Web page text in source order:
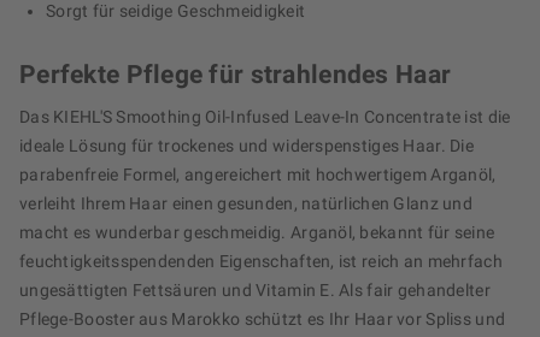
Sorgt für seidige Geschmeidigkeit
Perfekte Pflege für strahlendes Haar
Das KIEHL'S Smoothing Oil-Infused Leave-In Concentrate ist die
ideale Lösung für trockenes und widerspenstiges Haar. Die
parabenfreie Formel, angereichert mit hochwertigem Arganöl,
verleiht Ihrem Haar einen gesunden, natürlichen Glanz und
macht es wunderbar geschmeidig. Arganöl, bekannt für seine
feuchtigkeitsspendenden Eigenschaften, ist reich an mehrfach
ungesättigten Fettsäuren und Vitamin E. Als fair gehandelter
Pflege-Booster aus Marokko schützt es Ihr Haar vor Spliss und